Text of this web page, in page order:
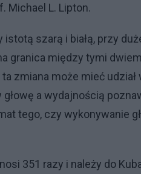
Michael L. Lipton.
szarą i białą, przy
granica między tymi
zmiana może mieć udział
a wydajnością
tego, czy wykonywanie
351 razy i należy do